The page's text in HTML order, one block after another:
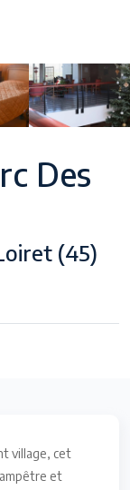
Des
(45)
village, cet
et